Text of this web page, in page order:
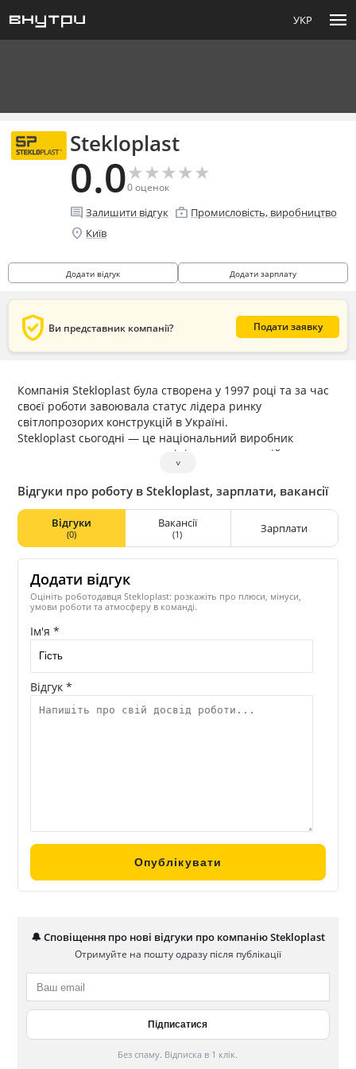
УКР menu
Stekloplast
0.0★
★★
★★
★★
★★
★
0оценок
comment Залишити відгук enterprise Промисловість, виробництво
location_on Київ
Додати відгук Додати зарплату
verified_user Ви представник компанії? Подати заявку
Компанія Stekloplast була створена у 1997 році та за час
своєї роботи завоювала статус лідера ринку
світлопрозорих конструкцій в Україні.
Stekloplast сьогодні — це національний виробник
металопластикових та алюмінієвих конструкцій.
Співробітники офісу виконують функцію, що
супроводжує, і є буфером між виробництвом і службою
продажів. В офісі працюють відділи маркетингу та
постачання, бухгалтерія та сервісна служба, відділи
персоналу та супроводу замовлень, транспортний,
конструкторський, фінансовий та багато інших
необхідних компаній.
Виробництво — це основа нашої компанії. Головне
завдання виробництва — зробити якісний продукт. Тому
для співробітників виробничого комплексу створено
максимально комфортні умови роботи.
У виробничому циклі використовується обладнання від
провідних світових виробників (Stortz, Federgenn, Rotox,
Aluma). Усі конструкції незалежно від конфігурації
виготовлені відповідно до вимог ДСТУ.
Алюмінієві конструкції, виготовлені компанією
Компанія Stekloplast — це велика національна компанія.
Щоб у будинках покупців продукції під ТМ Stekloplast
панував затишок та комфорт, сотні людей щодня
працюють у виробничих цехах, головному офісі, а також
˅
Відгуки про роботу в Stekloplast, зарплати, вакансії
Відгуки
(0)
Вакансії
(1) Зарплати
Додати відгук
Оцініть роботодавця Stekloplast: розкажіть про плюси, мінуси,
умови роботи та атмосферу в команді.
Ім'я *
Відгук *
🔔 Сповіщення про нові відгуки про компанію Stekloplast
Отримуйте на пошту одразу після публікації
Без спаму. Відписка в 1 клік.